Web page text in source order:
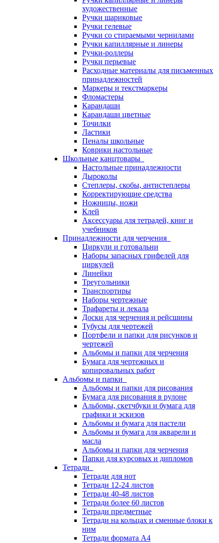
художественные
Ручки шариковые
Ручки гелевые
Ручки со стираемыми чернилами
Ручки капиллярные и линеры
Ручки-роллеры
Ручки перьевые
Расходные материалы для письменных
принадлежностей
Маркеры и текстмаркеры
Фломастеры
Карандаши
Карандаши цветные
Точилки
Ластики
Пеналы школьные
Коврики настольные
Школьные канцтовары
Настольные принадлежности
Дыроколы
Степлеры, скобы, антистеплеры
Корректирующие средства
Ножницы, ножи
Клей
Аксессуары для тетрадей, книг и
учебников
Принадлежности для черчения
Циркули и готовальни
Наборы запасных грифелей для
циркулей
Линейки
Треугольники
Транспортиры
Наборы чертежные
Трафареты и лекала
Доски для черчения и рейсшины
Тубусы для чертежей
Портфели и папки для рисунков и
чертежей
Альбомы и папки для черчения
Бумага для чертежных и
копировальных работ
Альбомы и папки
Альбомы и папки для рисования
Бумага для рисования в рулоне
Альбомы, скетчбуки и бумага для
графики и эскизов
Альбомы и бумага для пастели
Альбомы и бумага для акварели и
масла
Альбомы и папки для черчения
Папки для курсовых и дипломов
Тетради
Тетради для нот
Тетради 12-24 листов
Тетради 40-48 листов
Тетради более 60 листов
Тетради предметные
Тетради на кольцах и сменные блоки к
ним
Тетради формата А4